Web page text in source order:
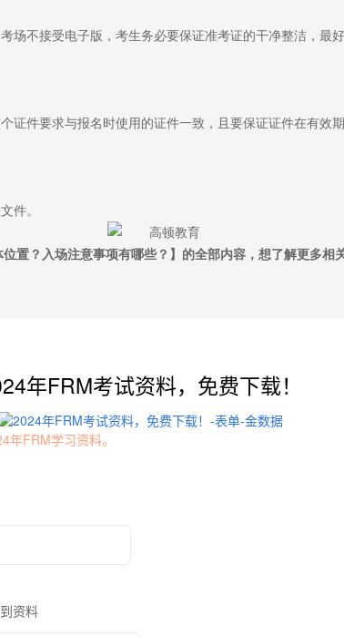
不接受电子版，考生务必要保证准考证的干净整洁，最好
件要求与报名时使用的证件一致，且要保证证件在有效期
件。
？入场注意事项有哪些？】的全部内容，想了解更多相